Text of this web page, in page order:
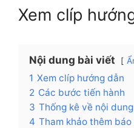
Xem clíp
Nội dung bài viết
1 Xem clíp hướng dẫn
2 Các bước tiến hành
3 Thống kê về nội
4 Tham khảo thêm báo